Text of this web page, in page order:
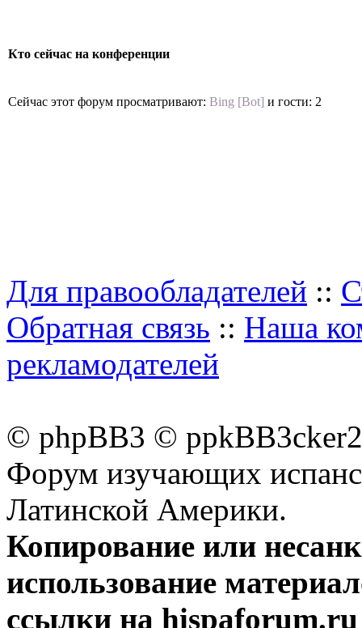
Кто сейчас на конференции
Сейчас этот форум просматривают: Bing [Bot] и гости: 2
Для правообладателей ::
Обратная связь :: Наша
рекламодателей
© phpBB3 ©
Форум изучающих
Латинской Америки.
Копирование или
использование
ссылки на hispaforum.ru